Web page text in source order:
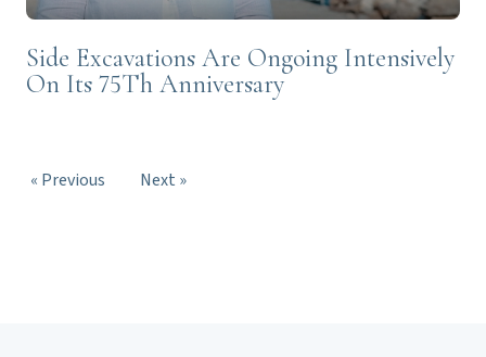
Side Excavations Are Ongoing Intensively
On Its 75Th Anniversary
« Previous Next »